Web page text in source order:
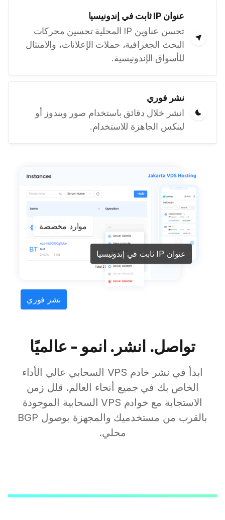
عنوان IP ثابت في إندونيسيا
تحسن عناوين IP المحلية تحسين محركات
البحث الجغرافية، حملات الإعلانات، والامتثال
للأسواق الإندونيسية.
نشر فوري
انشر خلال دقائق باستخدام صور ويندوز أو
لينكس الجاهزة للاستخدام.
موارد مخصصة
عنوان IP ثابت في إندونيسيا
نشر فوري
تواصل. انشر. انمو - عالميًا
ابدأ في نشر خادم VPS السحابي عالي الأداء
الخاص بك في جميع أنحاء العالم. قلل زمن
الاستجابة مع خوادم VPS السحابية الموجودة
بالقرب من مستخدميك والمجهزة بوصول BGP
محلي.